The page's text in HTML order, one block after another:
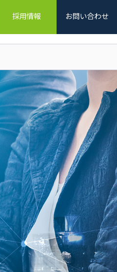
採用情報 お問い合わせ